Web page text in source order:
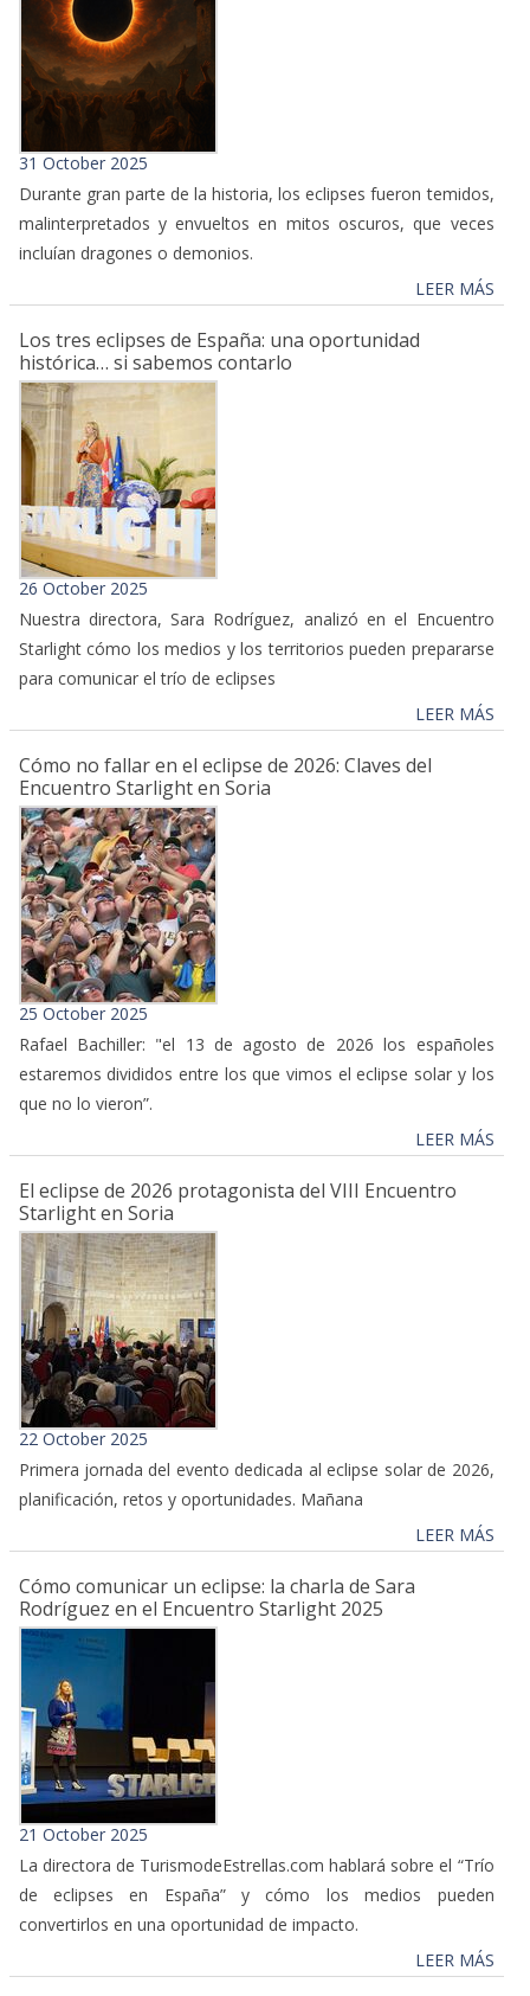
31 October 2025
Durante gran parte de la historia, los eclipses fueron temidos,
malinterpretados y envueltos en mitos oscuros, que veces
incluían dragones o demonios.
LEER MÁS
Los tres eclipses de España: una oportunidad
histórica… si sabemos contarlo
26 October 2025
Nuestra directora, Sara Rodríguez, analizó en el Encuentro
Starlight cómo los medios y los territorios pueden prepararse
para comunicar el trío de eclipses
LEER MÁS
Cómo no fallar en el eclipse de 2026: Claves del
Encuentro Starlight en Soria
25 October 2025
Rafael Bachiller: "el 13 de agosto de 2026 los españoles
estaremos divididos entre los que vimos el eclipse solar y los
que no lo vieron”.
LEER MÁS
El eclipse de 2026 protagonista del VIII Encuentro
Starlight en Soria
22 October 2025
Primera jornada del evento dedicada al eclipse solar de 2026,
planificación, retos y oportunidades. Mañana
LEER MÁS
Cómo comunicar un eclipse: la charla de Sara
Rodríguez en el Encuentro Starlight 2025
21 October 2025
La directora de TurismodeEstrellas.com hablará sobre el “Trío
de eclipses en España” y cómo los medios pueden
convertirlos en una oportunidad de impacto.
LEER MÁS